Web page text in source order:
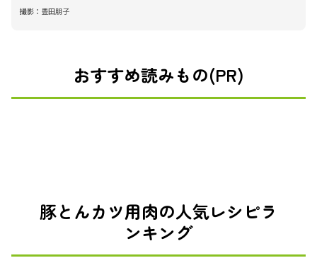
撮影： 豊田朋子
おすすめ読みもの(PR)
豚とんカツ用肉の人気レシピラ
ンキング